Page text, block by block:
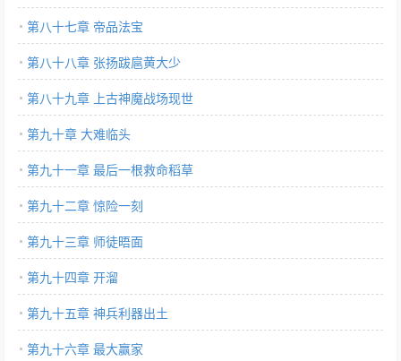
第八十七章 帝品法宝
第八十八章 张扬跋扈黄大少
第八十九章 上古神魔战场现世
第九十章 大难临头
第九十一章 最后一根救命稻草
第九十二章 惊险一刻
第九十三章 师徒晤面
第九十四章 开溜
第九十五章 神兵利器出土
第九十六章 最大赢家